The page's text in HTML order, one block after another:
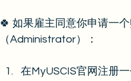
🍀 如果雇主同意你申请一
（Administrator）：
在MyUSCIS官网注册